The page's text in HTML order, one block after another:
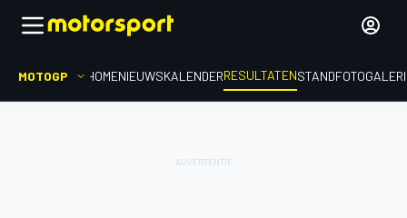
MOTOGP HOMENIEUWSKALENDERRESULTATENSTAND